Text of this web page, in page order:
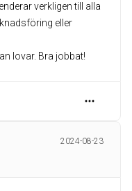
verkligen till alla
eller
2024-08-23